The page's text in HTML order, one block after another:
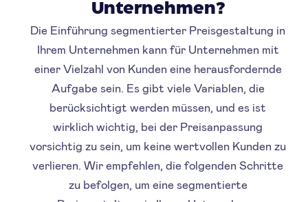
Unternehmen?
Die Einführung segmentierter Preisgestaltung in
Ihrem Unternehmen kann für Unternehmen mit
einer Vielzahl von Kunden eine herausfordernde
Aufgabe sein. Es gibt viele Variablen, die
berücksichtigt werden müssen, und es ist
wirklich wichtig, bei der Preisanpassung
vorsichtig zu sein, um keine wertvollen Kunden zu
verlieren. Wir empfehlen, die folgenden Schritte
zu befolgen, um eine segmentierte